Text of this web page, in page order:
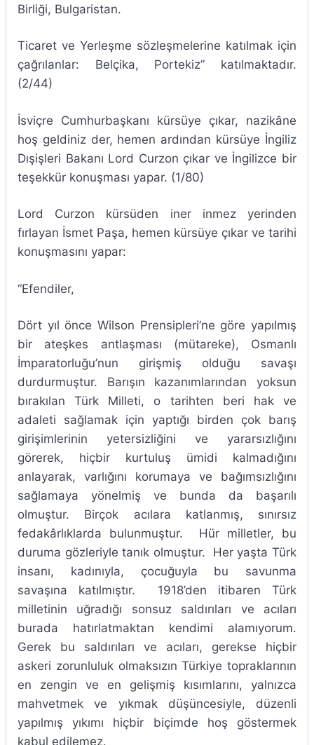
Birliği, Bulgaristan.
Ticaret ve Yerleşme sözleşmelerine katılmak için
çağrılanlar: Belçika, Portekiz” katılmaktadır.
(2/44)
İsviçre Cumhurbaşkanı kürsüye çıkar, nazikâne
hoş geldiniz der, hemen ardından kürsüye İngiliz
Dışişleri Bakanı Lord Curzon çıkar ve İngilizce bir
teşekkür konuşması yapar. (1/80)
Lord Curzon kürsüden iner inmez yerinden
fırlayan İsmet Paşa, hemen kürsüye çıkar ve tarihi
konuşmasını yapar:
“Efendiler,
Dört yıl önce Wilson Prensipleri’ne göre yapılmış
bir ateşkes antlaşması (mütareke), Osmanlı
İmparatorluğu’nun girişmiş olduğu savaşı
durdurmuştur. Barışın kazanımlarından yoksun
bırakılan Türk Milleti, o tarihten beri hak ve
adaleti sağlamak için yaptığı birden çok barış
girişimlerinin yetersizliğini ve yararsızlığını
görerek, hiçbir kurtuluş ümidi kalmadığını
anlayarak, varlığını korumaya ve bağımsızlığını
sağlamaya yönelmiş ve bunda da başarılı
olmuştur. Birçok acılara katlanmış, sınırsız
fedakârlıklarda bulunmuştur. Hür milletler, bu
duruma gözleriyle tanık olmuştur. Her yaşta Türk
insanı, kadınıyla, çocuğuyla bu savunma
savaşına katılmıştır. 1918’den itibaren Türk
milletinin uğradığı sonsuz saldırıları ve acıları
burada hatırlatmaktan kendimi alamıyorum.
Gerek bu saldırıları ve acıları, gerekse hiçbir
askeri zorunluluk olmaksızın Türkiye topraklarının
en zengin ve en gelişmiş kısımlarını, yalnızca
mahvetmek ve yıkmak düşüncesiyle, düzenli
yapılmış yıkımı hiçbir biçimde hoş göstermek
kabul edilemez.